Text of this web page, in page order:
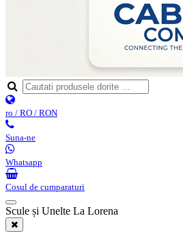
ro / RO / RON
Suna-ne
Whatsapp
Cosul de cumparaturi
Scule și Unelte La Lorena